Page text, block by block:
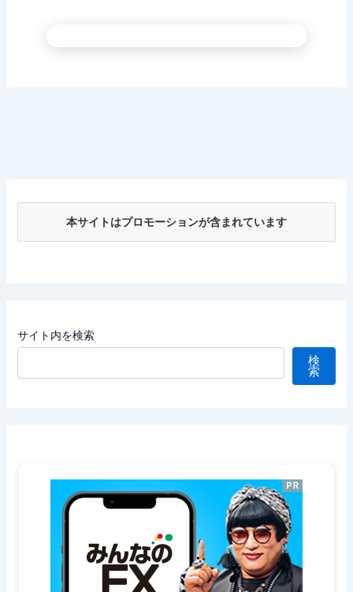
本サイトはプロモーションが含まれています
サイト内を検索
検
索